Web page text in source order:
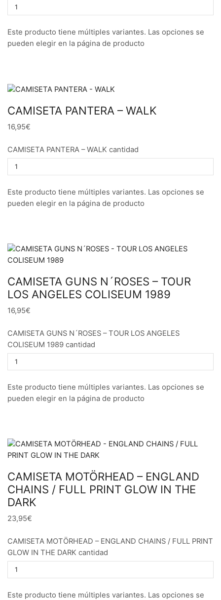
Este producto tiene múltiples variantes. Las opciones se
pueden elegir en la página de producto
CAMISETA PANTERA – WALK
16,95€
CAMISETA PANTERA – WALK cantidad
Este producto tiene múltiples variantes. Las opciones se
pueden elegir en la página de producto
CAMISETA GUNS N´ROSES – TOUR
LOS ANGELES COLISEUM 1989
16,95€
CAMISETA GUNS N´ROSES – TOUR LOS ANGELES
COLISEUM 1989 cantidad
Este producto tiene múltiples variantes. Las opciones se
pueden elegir en la página de producto
CAMISETA MOTÖRHEAD – ENGLAND
CHAINS / FULL PRINT GLOW IN THE
DARK
23,95€
CAMISETA MOTÖRHEAD – ENGLAND CHAINS / FULL PRINT
GLOW IN THE DARK cantidad
Este producto tiene múltiples variantes. Las opciones se